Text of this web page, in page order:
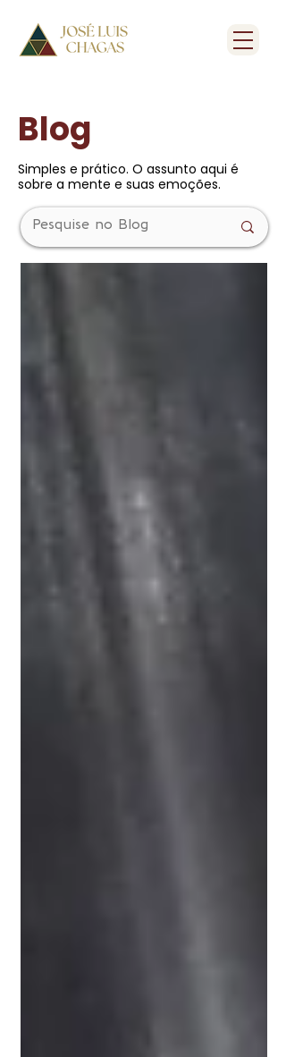
Blog
Simples e prático. O assunto aqui é
sobre a mente e suas emoções.